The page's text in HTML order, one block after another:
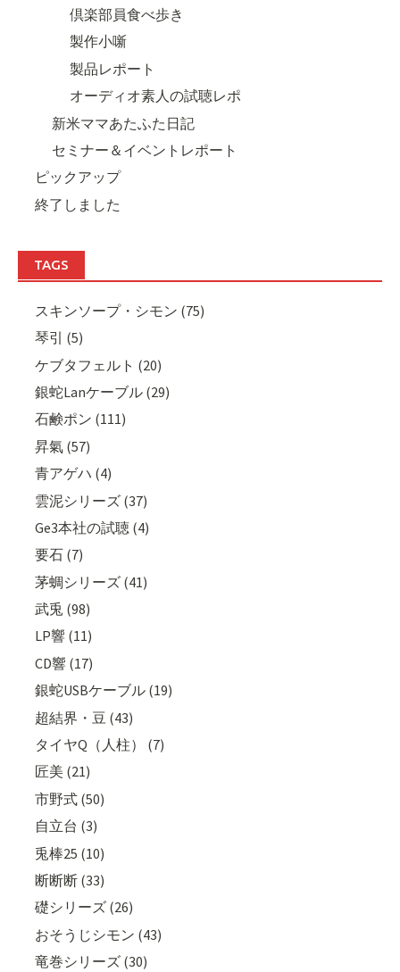
倶楽部員食べ歩き
製作小噺
製品レポート
オーディオ素人の試聴レポ
新米ママあたふた日記
セミナー＆イベントレポート
ピックアップ
終了しました
TAGS
スキンソープ・シモン (75)
琴引 (5)
ケブタフェルト (20)
銀蛇Lanケーブル (29)
石鹸ポン (111)
昇氣 (57)
青アゲハ (4)
雲泥シリーズ (37)
Ge3本社の試聴 (4)
要石 (7)
茅蜩シリーズ (41)
武兎 (98)
LP響 (11)
CD響 (17)
銀蛇USBケーブル (19)
超結界・豆 (43)
タイヤQ（人柱） (7)
匠美 (21)
市野式 (50)
自立台 (3)
兎棒25 (10)
断断断 (33)
礎シリーズ (26)
おそうじシモン (43)
竜巻シリーズ (30)